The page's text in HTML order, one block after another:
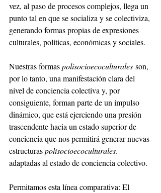
vez, al paso de procesos complejos, llega un
punto tal en que se socializa y se colectiviza,
generando formas propias de expresiones
culturales, políticas, económicas y sociales.
Nuestras formas polisocioecoculturales son,
por lo tanto, una manifestación clara del
nivel de conciencia colectiva y, por
consiguiente, forman parte de un impulso
dinámico, que está ejerciendo una presión
trascendente hacia un estado superior de
conciencia que nos permitirá generar nuevas
estructuras polisocioecoculturales.
adaptadas al estado de conciencia colectivo.
Permitamos esta línea comparativa: El